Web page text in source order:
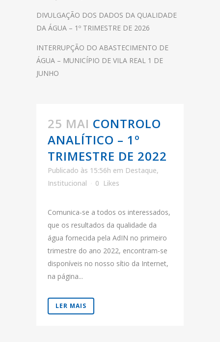
DIVULGAÇÃO DOS DADOS DA QUALIDADE
DA ÁGUA – 1º TRIMESTRE DE 2026
INTERRUPÇÃO DO ABASTECIMENTO DE
ÁGUA – MUNICÍPIO DE VILA REAL 1 DE
JUNHO
25 MAI CONTROLO
ANALÍTICO – 1º
TRIMESTRE DE 2022
Publicado às 15:56h em Destaque,
Institucional
0 Likes
Comunica-se a todos os interessados,
que os resultados da qualidade da
água fornecida pela AdIN no primeiro
trimestre do ano 2022, encontram-se
disponíveis no nosso sítio da Internet,
na página...
LER MAIS